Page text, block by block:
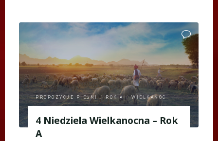
PROPOZYCJE PIEŚNI / ROK A / WIELKANOC
4 Niedziela Wielkanocna – Rok
A